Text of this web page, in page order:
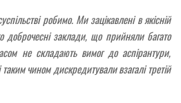
робимо. Ми зацікавлені в якісній
доброчесні заклади, що прийняли багато
не складають вимог до аспірантури,
чином дискредитували взагалі третій